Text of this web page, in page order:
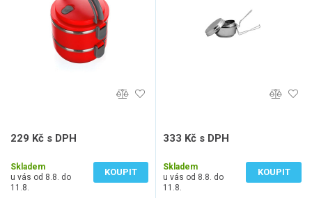
229 Kč s DPH
Skladem
u vás od 8.8. do
11.8.
KOUPIT
333 Kč s DPH
Skladem
u vás od 8.8. do
11.8.
KOUPIT